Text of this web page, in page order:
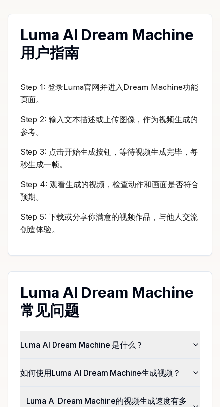
Luma AI Dream Machine
用户指南
Step 1: 登录Luma官网并进入Dream Machine功能
页面。
Step 2: 输入文本描述或上传图像，作为视频生成的
参考。
Step 3: 点击开始生成按钮，等待视频生成完毕，每
秒生成一帧。
Step 4: 观看生成的视频，检查动作和画面是否符合
预期。
Step 5: 下载或分享你满意的视频作品，与他人交流
创造体验。
Luma AI Dream Machine
常见问题
Luma AI Dream Machine 是什么？
如何使用Luma AI Dream Machine生成视频？
Luma AI Dream Machine的视频生成速度有多